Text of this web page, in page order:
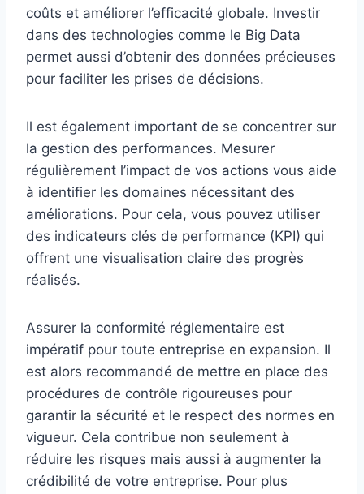
coûts et améliorer l’efficacité globale. Investir
dans des technologies comme le Big Data
permet aussi d’obtenir des données précieuses
pour faciliter les prises de décisions.
Il est également important de se concentrer sur
la gestion des performances. Mesurer
régulièrement l’impact de vos actions vous aide
à identifier les domaines nécessitant des
améliorations. Pour cela, vous pouvez utiliser
des indicateurs clés de performance (KPI) qui
offrent une visualisation claire des progrès
réalisés.
Assurer la conformité réglementaire est
impératif pour toute entreprise en expansion. Il
est alors recommandé de mettre en place des
procédures de contrôle rigoureuses pour
garantir la sécurité et le respect des normes en
vigueur. Cela contribue non seulement à
réduire les risques mais aussi à augmenter la
crédibilité de votre entreprise. Pour plus